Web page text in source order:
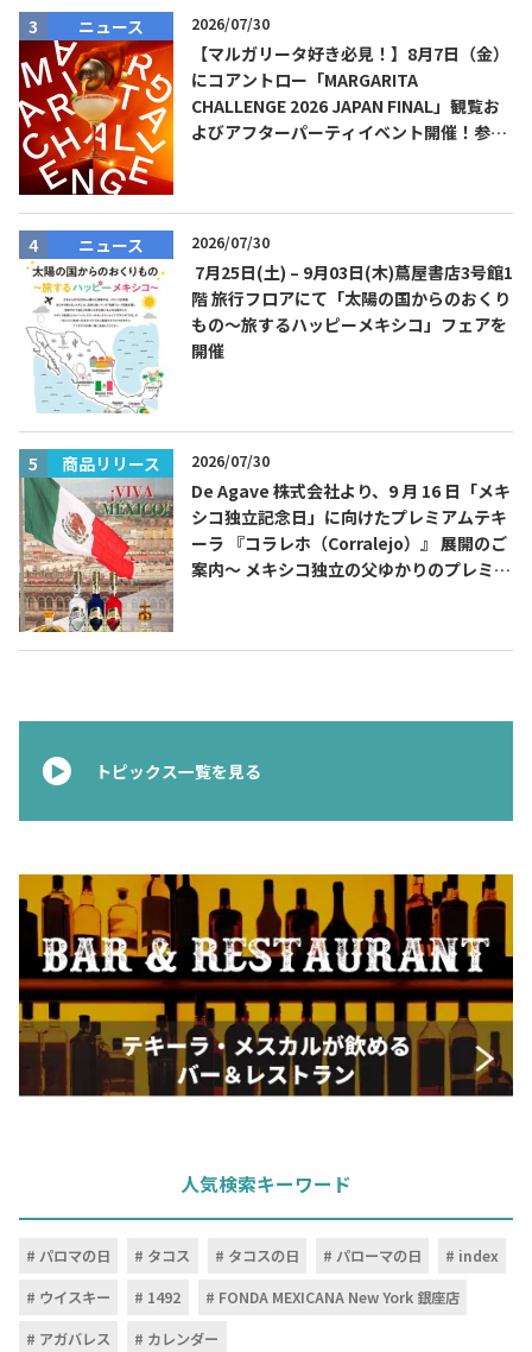
ニュース 2026/07/30
【マルガリータ好き必見！】8月7日（金）
にコアントロー「MARGARITA
CHALLENGE 2026 JAPAN FINAL」観覧お
よびアフターパーティイベント開催！参加
ニュース 2026/07/30
7月25日(土) – 9月03日(木)蔦屋書店3号館1
階 旅行フロアにて「太陽の国からのおくり
もの～旅するハッピーメキシコ」フェアを
開催
商品リリース 2026/07/30
De Agave 株式会社より、9 月 16 日「メキ
シコ独立記念日」に向けたプレミアムテキ
ーラ 『コラレホ（Corralejo）』 展開のご
案内〜 メキシコ独立の父ゆかりのプレミア
トピックス一覧を見る
人気検索キーワード
パロマの日 タコス タコスの日 パローマの日
index
ウイスキー
1492
FONDA MEXICANA New York 銀座店
アガバレス
カレンダー